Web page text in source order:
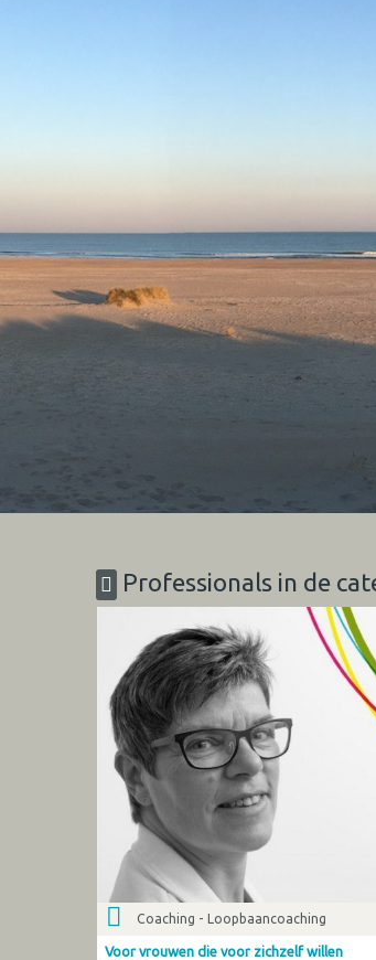
Professionals in de
Coaching - Loopbaancoaching
Voor vrouwen die voor zichzelf willen